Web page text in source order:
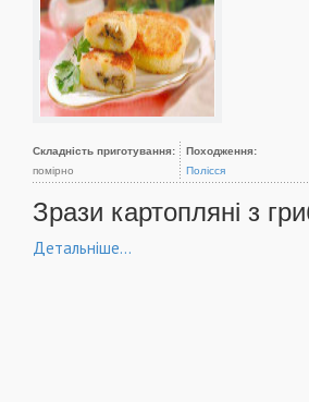
Складність приготування:
помірно
Походження:
Полісся
Зрази картопляні з
Детальніше...